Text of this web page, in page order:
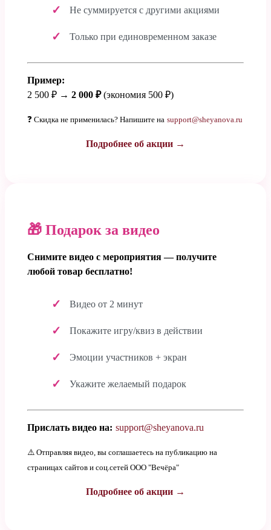
Не суммируется с другими акциями
Только при единовременном заказе
Пример:
2 500 ₽ → 2 000 ₽(экономия 500 ₽)
❓ Скидка не применилась? Напишите на support@sheyanova.ru
Подробнее об акции →
🎁 Подарок за видео
Снимите видео с мероприятия — получите
любой товар бесплатно!
Видео от 2 минут
Покажите игру/квиз в действии
Эмоции участников + экран
Укажите желаемый подарок
Прислать видео на: support@sheyanova.ru
⚠️ Отправляя видео, вы соглашаетесь на публикацию на
страницах сайтов и соц.сетей ООО "Вечёра"
Подробнее об акции →